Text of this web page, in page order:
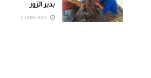
بدير الزور